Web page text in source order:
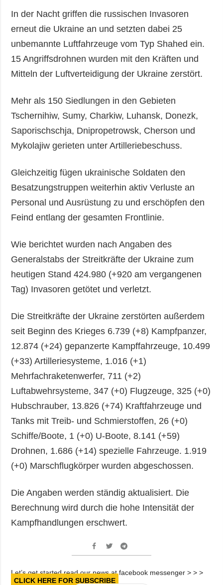
In der Nacht griffen die russischen Invasoren
erneut die Ukraine an und setzten dabei 25
unbemannte Luftfahrzeuge vom Typ Shahed ein.
15 Angriffsdrohnen wurden mit den Kräften und
Mitteln der Luftverteidigung der Ukraine zerstört.
Mehr als 150 Siedlungen in den Gebieten
Tschernihiw, Sumy, Charkiw, Luhansk, Donezk,
Saporischschja, Dnipropetrowsk, Cherson und
Mykolajiw gerieten unter Artilleriebeschuss.
Gleichzeitig fügen ukrainische Soldaten den
Besatzungstruppen weiterhin aktiv Verluste an
Personal und Ausrüstung zu und erschöpfen den
Feind entlang der gesamten Frontlinie.
Wie berichtet wurden nach Angaben des
Generalstabs der Streitkräfte der Ukraine zum
heutigen Stand 424.980 (+920 am vergangenen
Tag) Invasoren getötet und verletzt.
Die Streitkräfte der Ukraine zerstörten außerdem
seit Beginn des Krieges 6.739 (+8) Kampfpanzer,
12.874 (+24) gepanzerte Kampffahrzeuge, 10.499
(+33) Artilleriesysteme, 1.016 (+1)
Mehrfachraketenwerfer, 711 (+2)
Luftabwehrsysteme, 347 (+0) Flugzeuge, 325 (+0)
Hubschrauber, 13.826 (+74) Kraftfahrzeuge und
Tanks mit Treib- und Schmierstoffen, 26 (+0)
Schiffe/Boote, 1 (+0) U-Boote, 8.141 (+59)
Drohnen, 1.686 (+14) spezielle Fahrzeuge. 1.919
(+0) Marschflugkörper wurden abgeschossen.
Die Angaben werden ständig aktualisiert. Die
Berechnung wird durch die hohe Intensität der
Kampfhandlungen erschwert.
Let’s get started read our news at facebook messenger > > >
CLICK HERE FOR SUBSCRIBE